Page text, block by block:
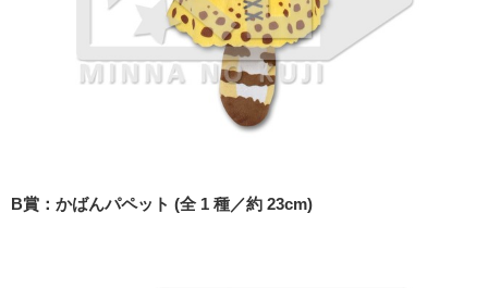
B賞：かばんパペット (全 1 種／約 23cm)